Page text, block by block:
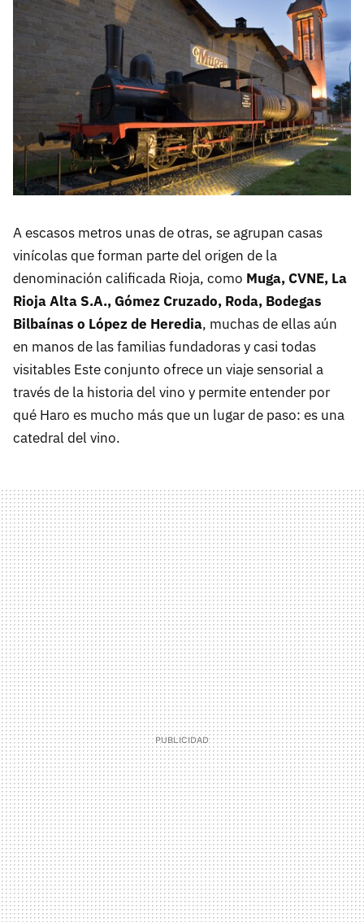
A escasos metros unas de otras, se agrupan casas
vinícolas que forman parte del origen de la
denominación calificada Rioja, como Muga, CVNE, La
Rioja Alta S.A., Gómez Cruzado, Roda, Bodegas
Bilbaínas o López de Heredia, muchas de ellas aún
en manos de las familias fundadoras y casi todas
visitables Este conjunto ofrece un viaje sensorial a
través de la historia del vino y permite entender por
qué Haro es mucho más que un lugar de paso: es una
catedral del vino.